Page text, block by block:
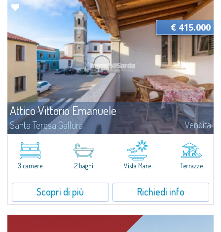
Attico Vittorio Emanuele
Santa Teresa Gallura Vendita
Attico Vittorio Emanuele - Santa Teresa Gallura, centro paese pochi passi
dal mareNel cuore di Santa Teresa Gallura, a pochi passi dalla piazza
Vittorio, Attico Vittorio Emanuele si trova in una posizione centrale e...
€ 415.000
3 camere 2 bagni Vista Mare Terrazze
Scopri di più Richiedi info